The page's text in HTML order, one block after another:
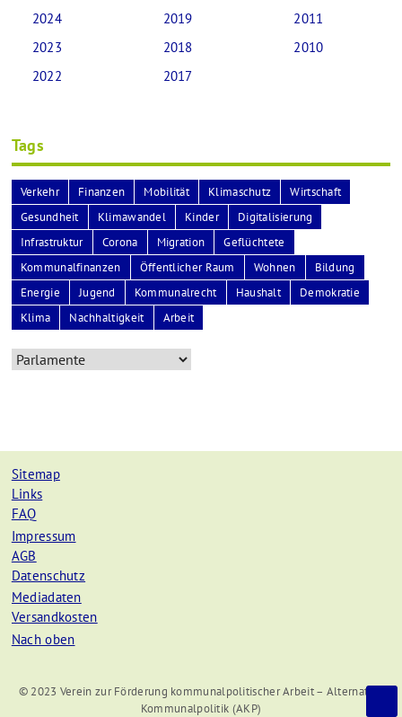
2024
2023
2022
2019
2018
2017
2011
2010
Tags
Verkehr Finanzen Mobilität Klimaschutz
Wirtschaft
Gesundheit
Klimawandel Kinder
Digitalisierung
Infrastruktur
Corona Migration
Geflüchtete
Kommunalfinanzen
Öffentlicher Raum Wohnen
Bildung
Energie
Jugend Kommunalrecht Haushalt
Demokratie
Klima
Nachhaltigkeit Arbeit
Sitemap
Links
FAQ
Impressum
AGB
Datenschutz
Mediadaten
Versandkosten
Nach oben
© 2023 Verein zur Förderung kommunalpolitischer Arbeit – Alternative
Kommunalpolitik (AKP)